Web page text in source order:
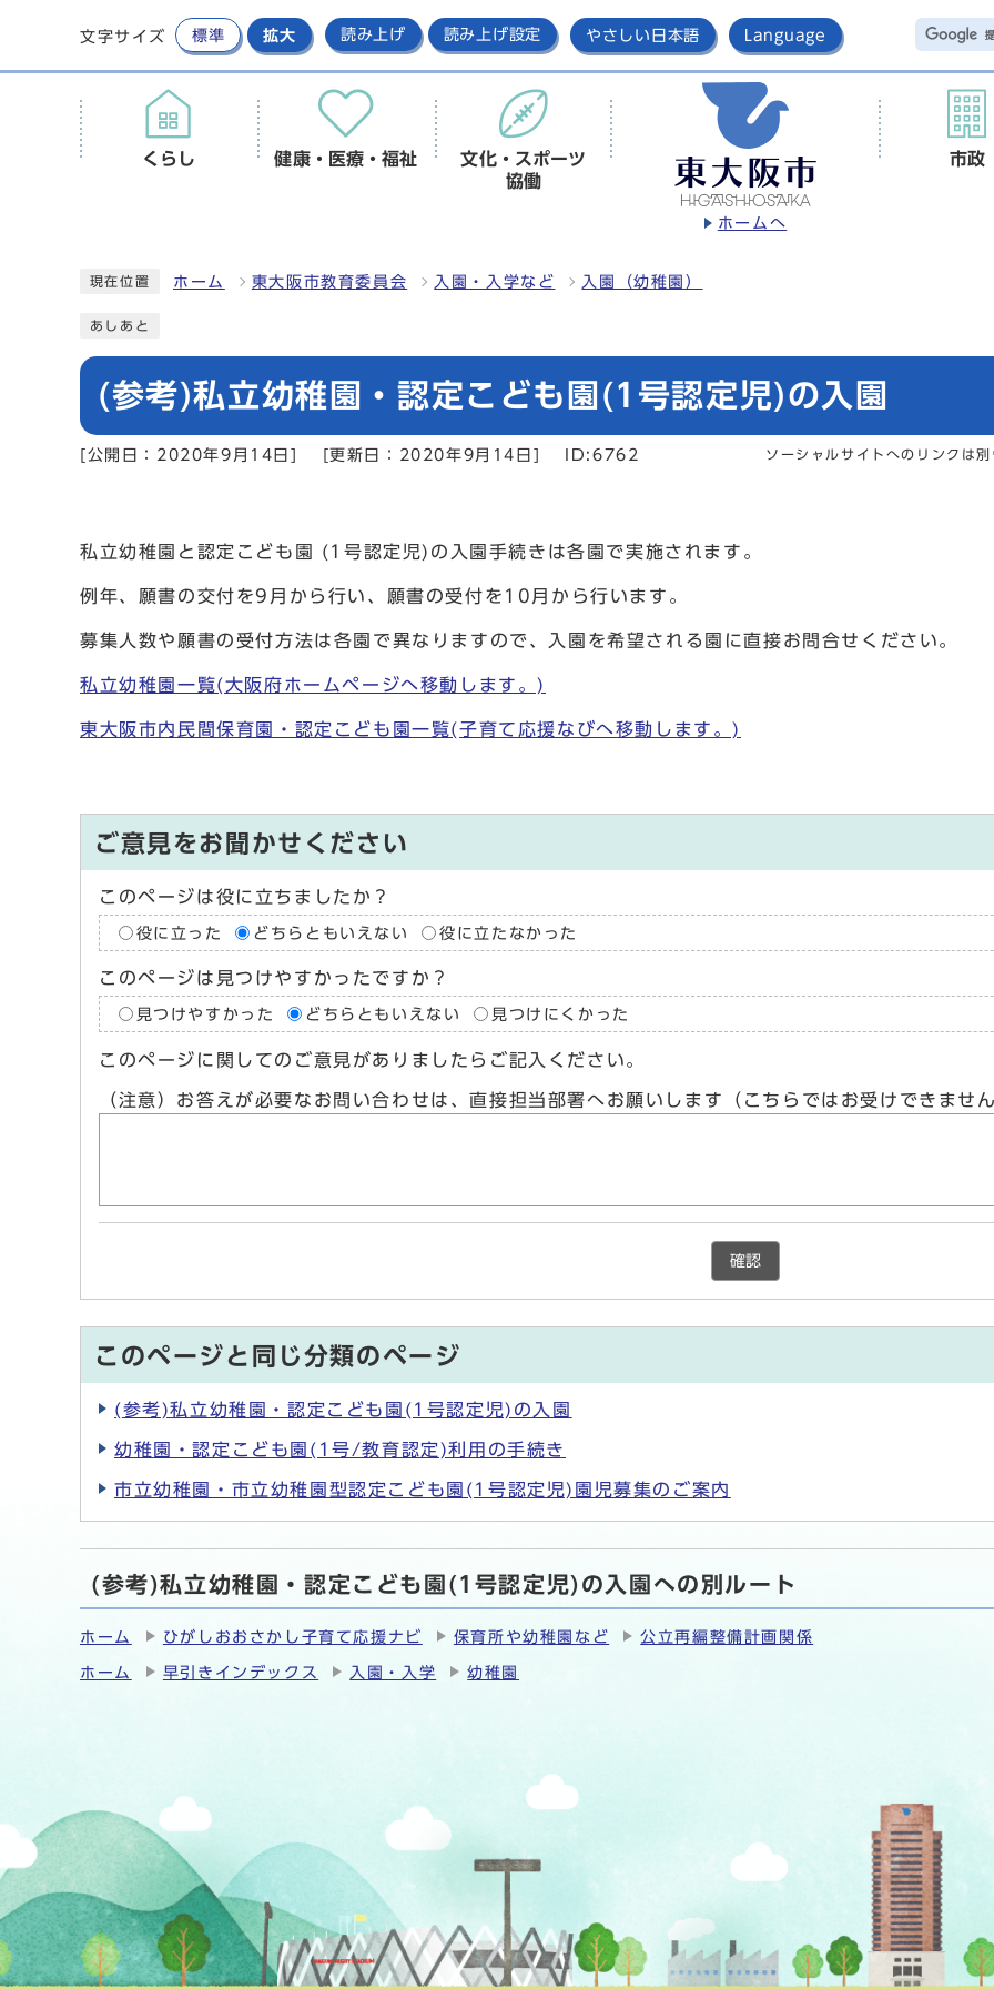
文字サイズ 標準 拡大 読み上げ 読み上げ設定 やさしい日本語 Language
ホームへ
くらし 健康・医療・福祉
文化・スポーツ
協働
市政
現在位置 ホーム 東大阪市教育委員会 入園・入学など 入園（幼稚園）
あしあと
(参考)私立幼稚園・認定こども園(1号認定児)の入園
[公開日：2020年9月14日] [更新日：2020年9月14日] ID:6762 ソーシャルサイトへのリンクは
私立幼稚園と認定こども園 (1号認定児)の入園手続きは各園で実施されます。
例年、願書の交付を9月から行い、願書の受付を10月から行います。
募集人数や願書の受付方法は各園で異なりますので、入園を希望される園に直接お問合せください。
私立幼稚園一覧(大阪府ホームページへ移動します。)
東大阪市内民間保育園・認定こども園一覧(子育て応援なびへ移動します。)
ご意見をお聞かせください
このページは役に立ちましたか？
役に立った どちらともいえない 役に立たなかった
このページは見つけやすかったですか？
見つけやすかった どちらともいえない 見つけにくかった
このページに関してのご意見がありましたらご記入ください。
（注意）お答えが必要なお問い合わせは、直接担当部署へお願いします（こちらではお受けできませ
確認
このページと同じ分類のページ
(参考)私立幼稚園・認定こども園(1号認定児)の入園
幼稚園・認定こども園(1号/教育認定)利用の手続き
市立幼稚園・市立幼稚園型認定こども園(1号認定児)園児募集のご案内
(参考)私立幼稚園・認定こども園(1号認定児)の入園への別ルート
ホーム ひがしおおさかし子育て応援ナビ 保育所や幼稚園など 公立再編整備計画関係
ホーム 早引きインデックス 入園・入学 幼稚園